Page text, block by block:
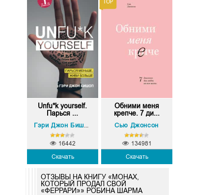
Unfu*k yourself.
Парься ...
Гэри Джон Бишоп
Скачать
16442
Обними меня
крепче. 7 ди...
Сью Джонсон
Скачать
134981
ОТЗЫВЫ НА КНИГУ «МОНАХ,
КОТОРЫЙ ПРОДАЛ СВОЙ
«ФЕРРАРИ»» РОБИНА ШАРМА